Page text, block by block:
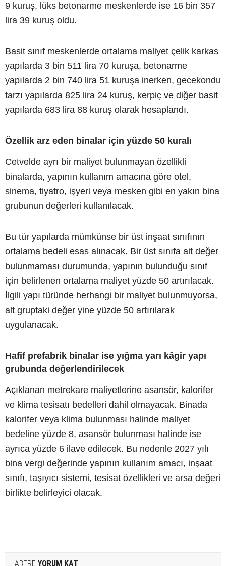
9 kuruş, lüks betonarme meskenlerde ise 16 bin 357
lira 39 kuruş oldu.
Basit sınıf meskenlerde ortalama maliyet çelik karkas
yapılarda 3 bin 511 lira 70 kuruşa, betonarme
yapılarda 2 bin 740 lira 51 kuruşa inerken, gecekondu
tarzı yapılarda 825 lira 24 kuruş, kerpiç ve diğer basit
yapılarda 683 lira 88 kuruş olarak hesaplandı.
Özellik arz eden binalar için yüzde 50 kuralı
Cetvelde ayrı bir maliyet bulunmayan özellikli
binalarda, yapının kullanım amacına göre otel,
sinema, tiyatro, işyeri veya mesken gibi en yakın bina
grubunun değerleri kullanılacak.
Bu tür yapılarda mümkünse bir üst inşaat sınıfının
ortalama bedeli esas alınacak. Bir üst sınıfa ait değer
bulunmaması durumunda, yapının bulunduğu sınıf
için belirlenen ortalama maliyet yüzde 50 artırılacak.
İlgili yapı türünde herhangi bir maliyet bulunmuyorsa,
alt gruptaki değer yine yüzde 50 artırılarak
uygulanacak.
Hafif prefabrik binalar ise yığma yarı kâgir yapı
grubunda değerlendirilecek
Açıklanan metrekare maliyetlerine asansör, kalorifer
ve klima tesisatı bedelleri dahil olmayacak. Binada
kalorifer veya klima bulunması halinde maliyet
bedeline yüzde 8, asansör bulunması halinde ise
ayrıca yüzde 6 ilave edilecek. Bu nedenle 2027 yılı
bina vergi değerinde yapının kullanım amacı, inşaat
sınıfı, taşıyıcı sistemi, tesisat özellikleri ve arsa değeri
birlikte belirleyici olacak.
HABERE YORUM KAT